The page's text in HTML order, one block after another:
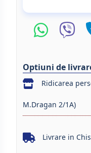
Optiuni de
Ridicarea
M.Dragan 2/1A)
Livrare in